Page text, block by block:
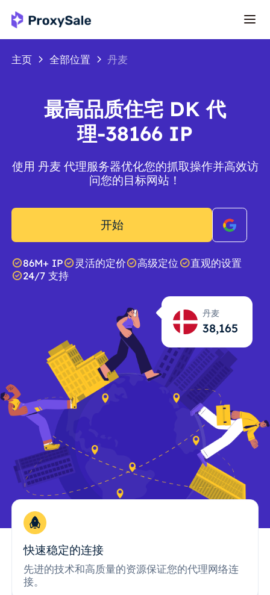
主页 全部位置 丹麦
最高品质住宅 DK 代
理-38166 IP
使用 丹麦 代理服务器优化您的抓取操作并高效访
问您的目标网站！
开始
86M+ IP 灵活的定价 高级定位
直观的设置
24/7 支持
丹麦
38,166
快速稳定的连接
先进的技术和高质量的资源保证您的代理网络连
接。